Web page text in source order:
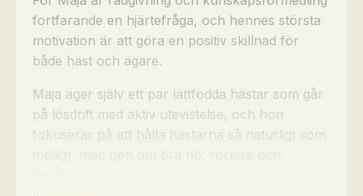
fortfarande en hjärtefråga, och hennes största
motivation är att göra en positiv skillnad för
både häst och ägare.
Maja äger själv ett par lättfödda hästar som går
på lösdrift med aktiv utevistelse, och hon
fokuserar på att hålla hästarna så naturligt som